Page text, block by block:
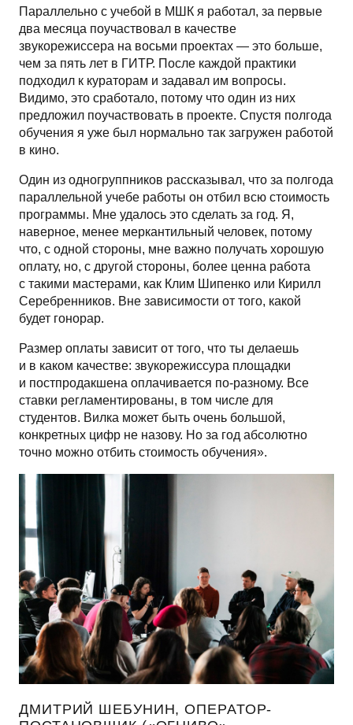
Параллельно с учебой в МШК я работал, за первые
два месяца поучаствовал в качестве
звукорежиссера на восьми проектах — это больше,
чем за пять лет в ГИТР. После каждой практики
подходил к кураторам и задавал им вопросы.
Видимо, это сработало, потому что один из них
предложил поучаствовать в проекте. Спустя полгода
обучения я уже был нормально так загружен работой
в кино.
Один из одногруппников рассказывал, что за полгода
параллельной учебе работы он отбил всю стоимость
программы. Мне удалось это сделать за год. Я,
наверное, менее меркантильный человек, потому
что, с одной стороны, мне важно получать хорошую
оплату, но, с другой стороны, более ценна работа
с такими мастерами, как Клим Шипенко или Кирилл
Серебренников. Вне зависимости от того, какой
будет гонорар.
Размер оплаты зависит от того, что ты делаешь
и в каком качестве: звукорежиссура площадки
и постпродакшена оплачивается по-разному. Все
ставки регламентированы, в том числе для
студентов. Вилка может быть очень большой,
конкретных цифр не назову. Но за год абсолютно
точно можно отбить стоимость обучения».
ДМИТРИЙ ШЕБУНИН, ОПЕРАТОР-